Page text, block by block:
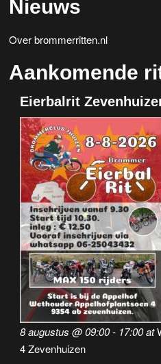
Nieuws
Over brommerritten.nl
Aankomende
Eierbalrit
8 augustus @ 09:00- 17:00at
4 Zevenhuizen